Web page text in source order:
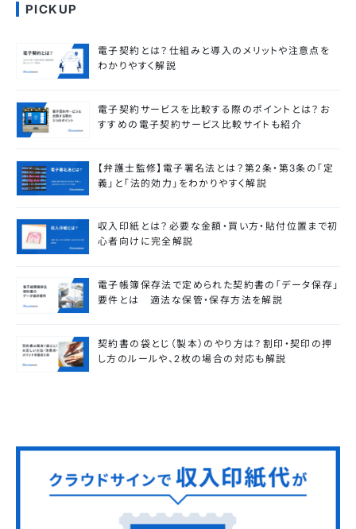
PICKUP
電子契約とは？仕組みと導入のメリットや注意点を
わかりやすく解説
電子契約サービスを比較する際のポイントとは？お
すすめの電子契約サービス比較サイトも紹介
【弁護士監修】電子署名法とは？第2条・第3条の「定
義」と「法的効力」をわかりやすく解説
収入印紙とは？必要な金額・買い方・貼付位置まで初
心者向けに完全解説
電子帳簿保存法で定められた契約書の「データ保存」
要件とは 適法な保管・保存方法を解説
契約書の袋とじ（製本）のやり方は？割印・契印の押
し方のルールや、2枚の場合の対応も解説